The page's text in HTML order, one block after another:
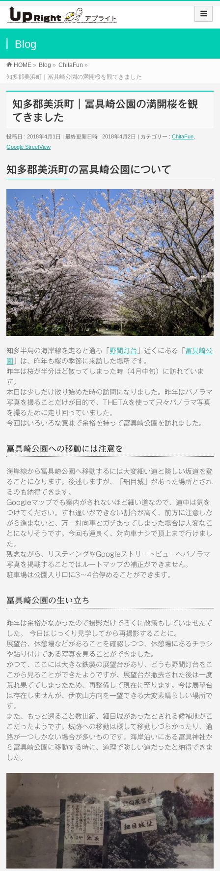
Blog
HOME » Blog » ChitaFun »
知多郡美浜町｜冨具崎公園の満開桜を観てきました
知多郡美浜町｜冨具崎公園の満開桜を観
てきました
投稿日 : 2018年4月1日 最終更新日時 : 2018年4月2日 カテゴリー :ChitaFun
Google StreetView
知多郡美浜町の冨具崎公園について
知多半島の海岸線を走ると通る「 野間灯台 」近くにある「 冨具崎公
園
」は、昨年も桜の季節に来訪した場所です。
昨年は桜が半分ほど散ってしまった時（4月中旬）に訪れていま
す。
本日は少しだけ散り始めた時の訪問になりました。昨年はパノラマ
写真を撮ることだけが目的で、THETAを使って只々パノラマ写真
を撮るために走り回っていました。
今回はいろいろな意味で余裕を持って冨具崎公園を訪れました。
冨具崎公園への移動には注意を
海岸線から冨具崎公園へ移動するには大変細い道と険しい坂道を登
ることになります。後述しますが、「細目城」があった場所とされ
るのも納得できます。
Googleマップでも案内がされないほど細い道なので、道中は気を
つけてください。すれ違いができない割合が高く、前方に注意しな
がら進まないと、万一対向車とガチあってしまった場合は大変なこ
とになりそうです。今回も運良く、対向車ナシで頂上まで行けまし
た。
残念ながら、リスティングやGoogleストリートビューへパノラマ
写真を掲載することではルートマップの補正ができません。
駐車場は公園入り口に3～4台停めることができます。
冨具崎公園の生い立ち
昨年は余裕がなかったので撮影だけでろくに散策もしていませんで
した。 今日はじっくり見学してから再撮影することに。
展望台、休憩場などがあることを確認しつつ、休憩場にあるチラシ
や貼り付けてある写真を見ることができました。
かつて、ここには大きな鉄製の展望台があり、どうも野間灯台をこ
こから見ることができたようですが、展望台が撤去された後は一度
荒れ果ててしまったため、再整備して現在に至ります。今は展望台
は存在しませんが、伊吹山方向を一望できる大変素晴らしい場所で
す。
また、もっと遡ること数世紀、細目城があったとされる候補地がこ
こだったようです。城跡への移動は概して移動しづらかったり、通
路が一つしかない場合が多いものです。海岸沿いにある冨具神社か
ら冨具崎公園に移動する時に、道理で険しい道だったと納得できま
した。